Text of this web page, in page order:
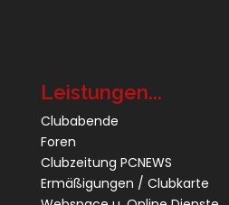
Leistungen...
Clubabende
Foren
Clubzeitung PCNEWS
Ermäßigungen / Clubkarte